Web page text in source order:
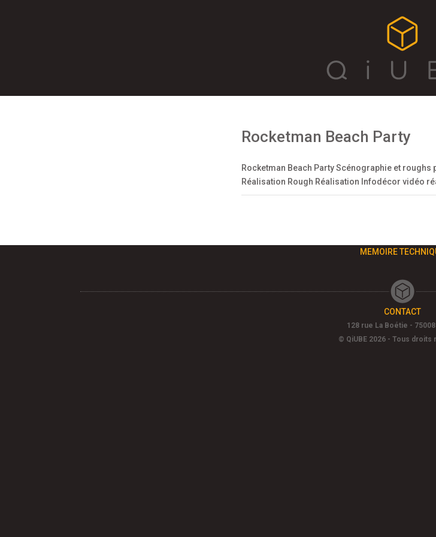
Rocketman Beach Party
Rocketman Beach Party Scénographie et
Réalisation Rough Réalisation Infodécor vidéo
MEMOIRE
CONTACT
128 rue La Boétie - 75008
© QiUBE 2026 - Tous droits